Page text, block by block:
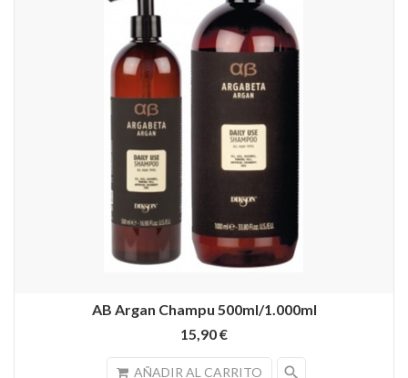
AB Argan Champu 500ml/1.000ml
15,90 €
AÑADIR AL CARRITO search